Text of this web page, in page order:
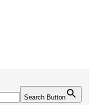
Search Button